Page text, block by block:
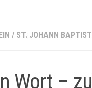
/ ST. JOHANN BAPTIST
Wort –